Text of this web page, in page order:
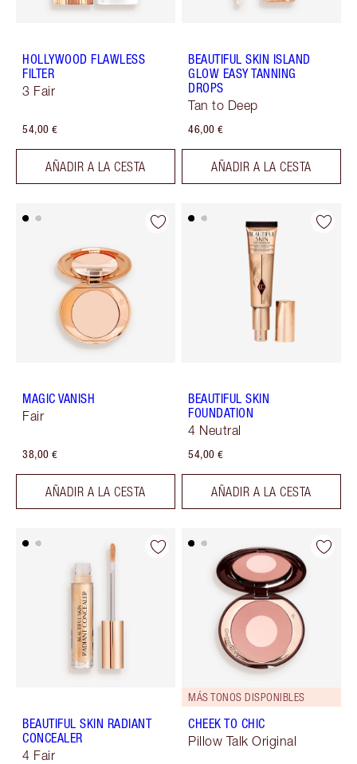
HOLLYWOOD FLAWLESS
FILTER
3 Fair
54,00 €
AÑADIR A LA CESTA
BEAUTIFUL SKIN ISLAND
GLOW EASY TANNING
DROPS
Tan to Deep
46,00 €
AÑADIR A LA CESTA
MAGIC VANISH
Fair
38,00 €
AÑADIR A LA CESTA
BEAUTIFUL SKIN
FOUNDATION
4 Neutral
54,00 €
AÑADIR A LA CESTA
BEAUTIFUL SKIN RADIANT
CONCEALER
4 Fair
MÁS TONOS DISPONIBLES
CHEEK TO CHIC
Pillow Talk Original